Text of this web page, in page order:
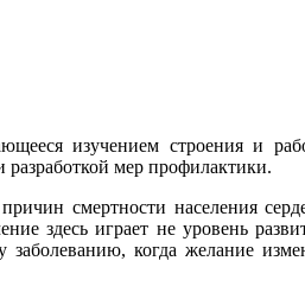
изучением строения и
разработкой мер профилактики.
смертности населения
здесь играет не уровень
заболеванию, когда желание